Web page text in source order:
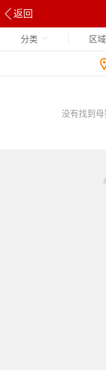
返回
分类 区域
没有找到母